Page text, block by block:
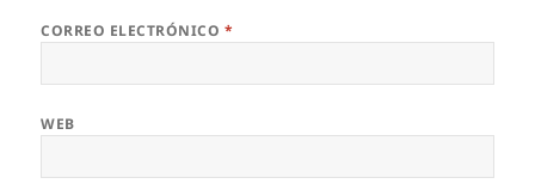
CORREO ELECTRÓNICO *
WEB